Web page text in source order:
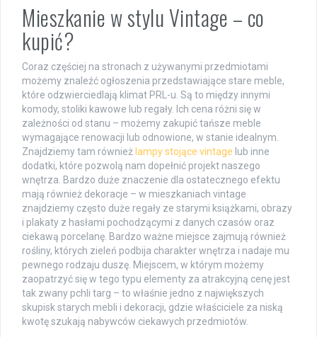
Mieszkanie w stylu Vintage – co
kupić?
Coraz częściej na stronach z używanymi przedmiotami
możemy znaleźć ogłoszenia przedstawiające stare meble,
które odzwierciedlają klimat PRL-u. Są to między innymi
komody, stoliki kawowe lub regały. Ich cena różni się w
zależności od stanu – możemy zakupić tańsze meble
wymagające renowacji lub odnowione, w stanie idealnym.
Znajdziemy tam również lampy stojące vintage lub inne
dodatki, które pozwolą nam dopełnić projekt naszego
wnętrza. Bardzo duże znaczenie dla ostatecznego efektu
mają również dekoracje – w mieszkaniach vintage
znajdziemy często duże regały ze starymi książkami, obrazy
i plakaty z hasłami pochodzącymi z danych czasów oraz
ciekawą porcelanę. Bardzo ważne miejsce zajmują również
rośliny, których zieleń podbija charakter wnętrza i nadaje mu
pewnego rodzaju duszę. Miejscem, w którym możemy
zaopatrzyć się w tego typu elementy za atrakcyjną cenę jest
tak zwany pchli targ – to właśnie jedno z największych
skupisk starych mebli i dekoracji, gdzie właściciele za niską
kwotę szukają nabywców ciekawych przedmiotów.